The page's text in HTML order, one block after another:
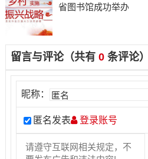
省图书馆成功举办
留言与评论（共有 0条评论）
昵称：
匿名发表 登录账号